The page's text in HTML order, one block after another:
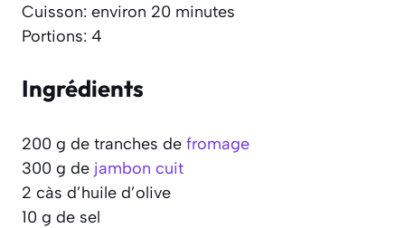
Cuisson: environ 20 minutes
Portions: 4
Ingrédients
200 g de tranches de fromage
300 g de jambon cuit
2 càs d’huile d’olive
10 g de sel